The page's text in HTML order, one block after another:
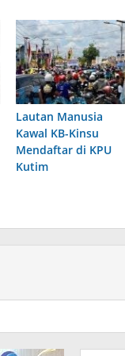
Lautan Manusia
Kawal KB-Kinsu
Mendaftar di KPU
Kutim